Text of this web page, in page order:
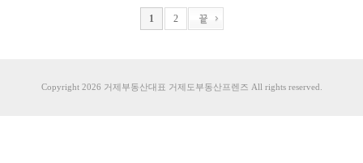
1 2
Copyright 2026 거제부동산대표 거제도부동산프렌즈 All rights reserved.